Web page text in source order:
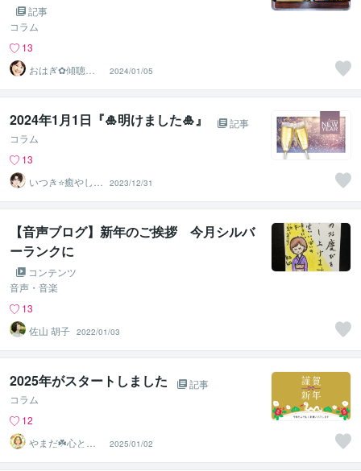
記事
コラム
13
おはぎ✿傾聴ス
ペシャリスト
2024/01/05
2024年1月1日『🎍明けました🎍』
記事
コラム
13
いつき⭐️癒やし声
のお話相手
2023/12/31
【音声ブログ】新年のご挨拶 今月シルバ
ーランクに
コンテンツ
音声・音楽
13
佐山 胡子 2022/01/03
2025年がスタートしました
記事
コラム
12
やまだ☘️心と頭
がスッキリ整う
サロン
2025/01/02